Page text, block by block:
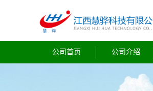
公司首页 公司介绍